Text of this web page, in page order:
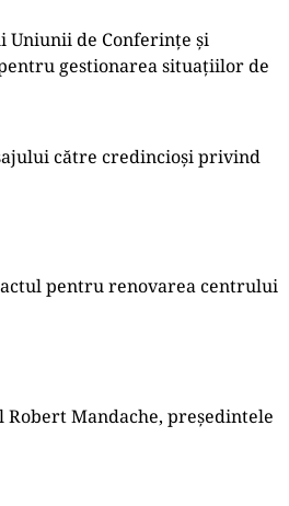
Uniunii de Conferințe și
gestionarea situațiilor de
către credincioși privind
pentru renovarea centrului
Mandache, președintele